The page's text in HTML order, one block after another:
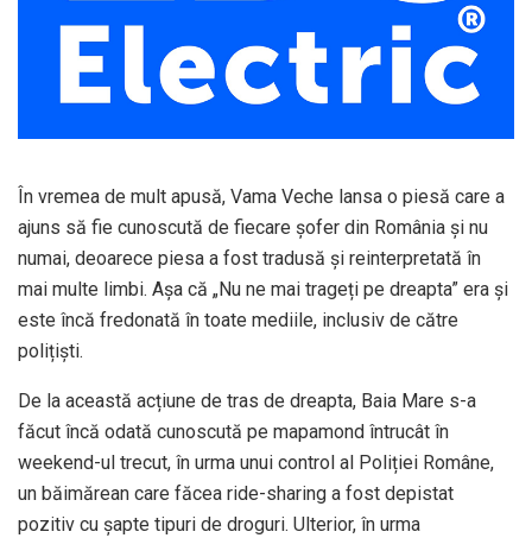
În vremea de mult apusă, Vama Veche lansa o piesă care a
ajuns să fie cunoscută de fiecare șofer din România și nu
numai, deoarece piesa a fost tradusă și reinterpretată în
mai multe limbi. Așa că „Nu ne mai trageți pe dreapta” era și
este încă fredonată în toate mediile, inclusiv de către
polițiști.
De la această acțiune de tras de dreapta, Baia Mare s-a
făcut încă odată cunoscută pe mapamond întrucât în
weekend-ul trecut, în urma unui control al Poliției Române,
un băimărean care făcea ride-sharing a fost depistat
pozitiv cu șapte tipuri de droguri. Ulterior, în urma